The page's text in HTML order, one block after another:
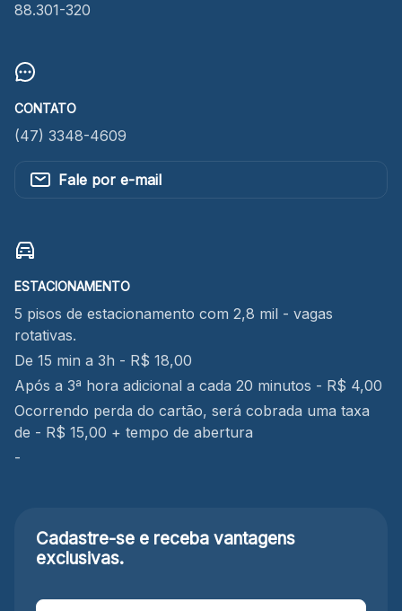
88.301-320
CONTATO
(47) 3348-4609
Fale por e-mail
ESTACIONAMENTO
5 pisos de estacionamento com 2,8 mil - vagas
rotativas.
De 15 min a 3h - R$ 18,00
Após a 3ª hora adicional a cada 20 minutos - R$ 4,00
Ocorrendo perda do cartão, será cobrada uma taxa
de - R$ 15,00 + tempo de abertura
-
Cadastre-se e receba vantagens
exclusivas.